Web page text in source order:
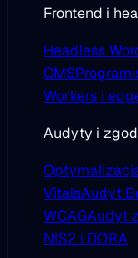
Frontend i
Headless
CMS
Workers i
Audyty i
VitalsAudyt
WCAGAudyt
NIS2 i DORA